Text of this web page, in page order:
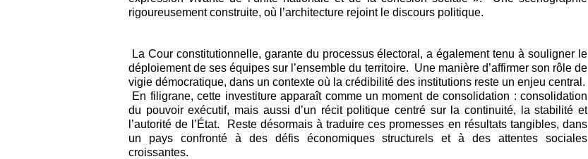
rigoureusement construite, où l’architecture rejoint le discours politique.
La Cour constitutionnelle, garante du processus électoral, a également tenu à souligner le
déploiement de ses équipes sur l’ensemble du territoire. Une manière d’affirmer son rôle de
vigie démocratique, dans un contexte où la crédibilité des institutions reste un enjeu central.
En filigrane, cette investiture apparaît comme un moment de consolidation : consolidation
du pouvoir exécutif, mais aussi d’un récit politique centré sur la continuité, la stabilité et
l’autorité de l’État. Reste désormais à traduire ces promesses en résultats tangibles, dans
un pays confronté à des défis économiques structurels et à des attentes sociales
croissantes.